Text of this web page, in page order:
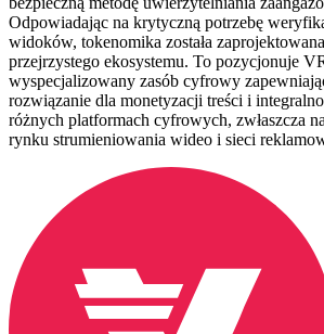
Odpowiadając na krytyczną potrzebę
widoków, tokenomika została
przejrzystego ekosystemu. To pozycjonuje
wyspecjalizowany zasób cyfrowy
rozwiązanie dla monetyzacji treści i
różnych platformach cyfrowych, zwłaszcza
rynku strumieniowania wideo i sieci